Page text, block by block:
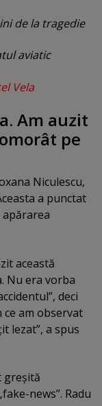
de la tragedie
aviatic
Vela
Am auzit
pe
Niculescu,
a punctat
această
Nu era vorba
deci
ce am observat
lezat”, a spus
greşită
news”. Radu